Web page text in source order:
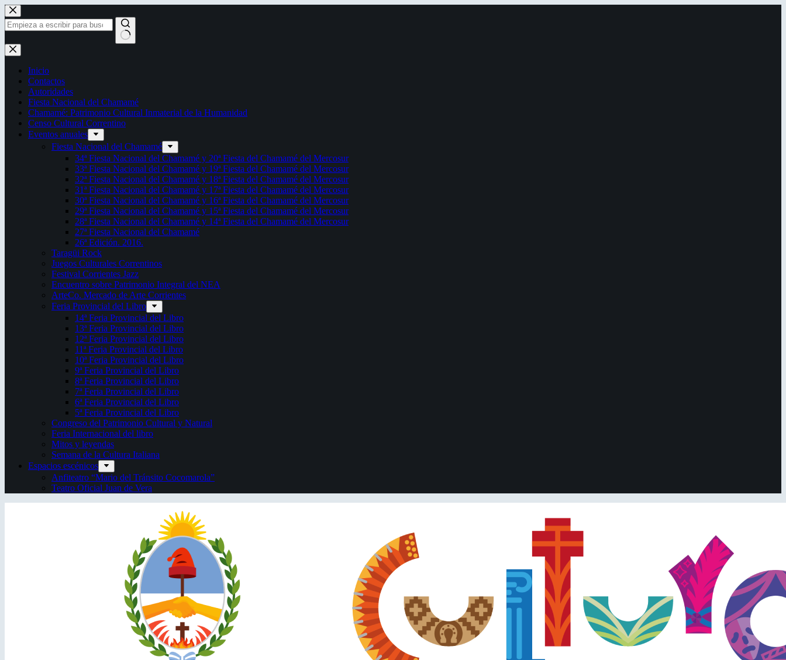
Saltar
al
contenido
Sin
resultados
Inicio
Contactos
Autoridades
Fiesta Nacional del Chamamé
Chamamé: Patrimonio Cultural Inmaterial de la Humanidad
Censo Cultural Correntino
Eventos anuales
Fiesta Nacional del Chamamé
34ª Fiesta Nacional del Chamamé y 20ª Fiesta del Chamamé del Mercosur
33ª Fiesta Nacional del Chamamé y 19ª Fiesta del Chamamé del Mercosur
32ª Fiesta Nacional del Chamamé y 18ª Fiesta del Chamamé del Mercosur
31ª Fiesta Nacional del Chamamé y 17ª Fiesta del Chamamé del Mercosur
30ª Fiesta Nacional del Chamamé y 16ª Fiesta del Chamamé del Mercosur
29ª Fiesta Nacional del Chamamé y 15ª Fiesta del Chamamé del Mercosur
28ª Fiesta Nacional del Chamamé y 14ª Fiesta del Chamamé del Mercosur
27ª Fiesta Nacional del Chamamé
26ª Edición. 2016.
Taragüi Rock
Juegos Culturales Correntinos
Festival Corrientes Jazz
Encuentro sobre Patrimonio Integral del NEA
ArteCo. Mercado de Arte Corrientes
Feria Provincial del Libro
14ª Feria Provincial del Libro
13ª Feria Provincial del Libro
12ª Feria Provincial del Libro
11ª Feria Provincial del Libro
10ª Feria Provincial del Libro
9ª Feria Provincial del Libro
8ª Feria Provincial del Libro
7ª Feria Provincial del Libro
6ª Feria Provincial del Libro
5ª Feria Provincial del Libro
Congreso del Patrimonio Cultural y Natural
Feria Internacional del libro
Mitos y leyendas
Semana de la Cultura Italiana
Espacios escénicos
Anfiteatro “Mario del Tránsito Cocomarola”
Teatro Oficial Juan de Vera